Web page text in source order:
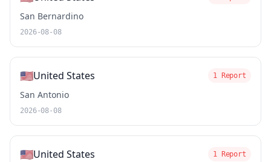
San Bernardino
2026-08-08
🇺🇸United States 1 Report
San Antonio
2026-08-08
🇺🇸United States 1 Report